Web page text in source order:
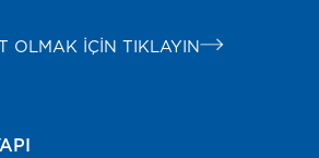
OLMAK İÇİN TIKLAYIN